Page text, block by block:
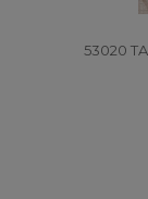
53020